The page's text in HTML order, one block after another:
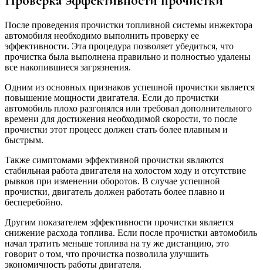
После проведения прочистки топливной системы инжектора
автомобиля необходимо выполнить проверку ее
эффективности. Эта процедура позволяет убедиться, что
прочистка была выполнена правильно и полностью удалены
все накопившиеся загрязнения.
Одним из основных признаков успешной прочистки является
повышение мощности двигателя. Если до прочистки
автомобиль плохо разгонялся или требовал дополнительного
времени для достижения необходимой скорости, то после
прочистки этот процесс должен стать более плавным и
быстрым.
Также симптомами эффективной прочистки являются
стабильная работа двигателя на холостом ходу и отсутствие
рывков при изменении оборотов. В случае успешной
прочистки, двигатель должен работать более плавно и
бесперебойно.
Другим показателем эффективности прочистки является
снижение расхода топлива. Если после прочистки автомобиль
начал тратить меньше топлива на ту же дистанцию, это
говорит о том, что прочистка позволила улучшить
экономичность работы двигателя.